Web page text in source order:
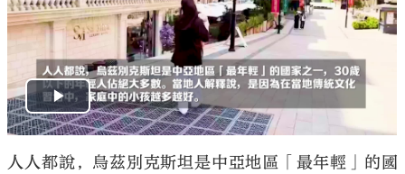
人人都說，烏茲別克斯坦是中亞地區「最年輕」的國